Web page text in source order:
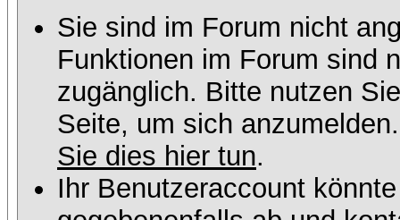
Sie sind im Forum nicht
Funktionen im Forum sind
zugänglich. Bitte nutzen
Seite, um sich
Sie dies hier tun.
Ihr Benutzeraccount